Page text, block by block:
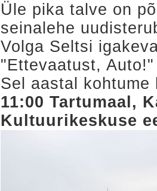
Üle pika talve on
seinalehe
Volga Seltsi
"Ettevaatust,
Sel aastal
11:00 Tartumaal,
Kultuurikeskuse